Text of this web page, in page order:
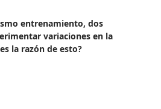
entrenamiento, dos
variaciones en la
la razón de esto?